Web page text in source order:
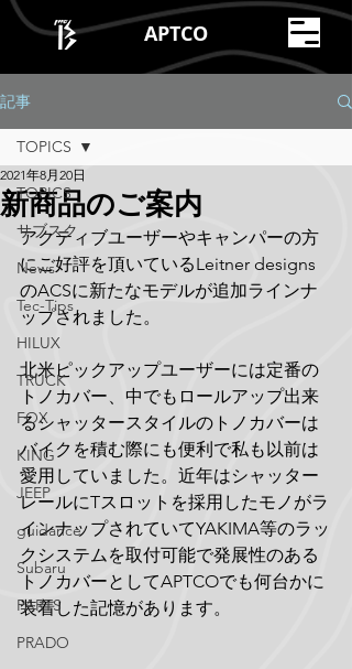
APTCO
記事
TOPICS
サブスク
News
Tec-Tips
HILUX
TRUCK
FOX
KING
JEEP
guidance
Subaru
PARTS
PRADO
TOPICS
新商品のご案内
2021年8月20日
アクティブユーザーやキャンパーの方
にご好評を頂いているLeitner designs
のACSに新たなモデルが追加ラインナ
ップされました。
北米ピックアップユーザーには定番の
トノカバー、中でもロールアップ出来
るシャッタースタイルのトノカバーは
バイクを積む際にも便利で私も以前は
愛用していました。近年はシャッター
レールにTスロットを採用したモノがラ
インナップされていてYAKIMA等のラッ
クシステムを取付可能で発展性のある
トノカバーとしてAPTCOでも何台かに
装着した記憶があります。